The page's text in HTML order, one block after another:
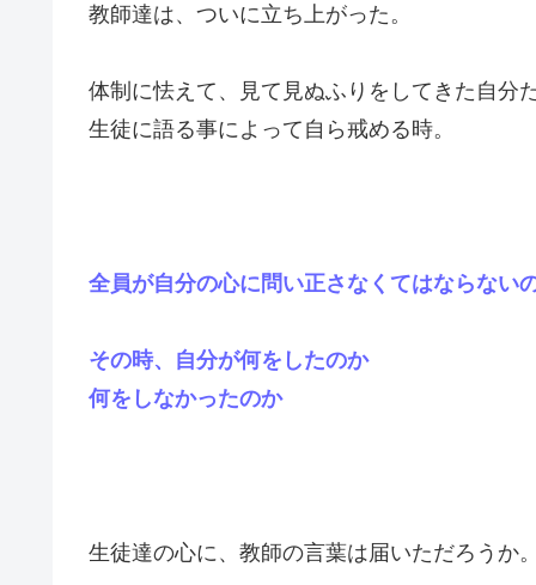
教師達は、ついに立ち上がった。
体制に怯えて、見て見ぬふりをしてきた自分
生徒に語る事によって自ら戒める時。
全員が自分の心に問い正さなくてはならないの
その時、自分が何をしたのか
何をしなかったのか
生徒達の心に、教師の言葉は届いただろうか。